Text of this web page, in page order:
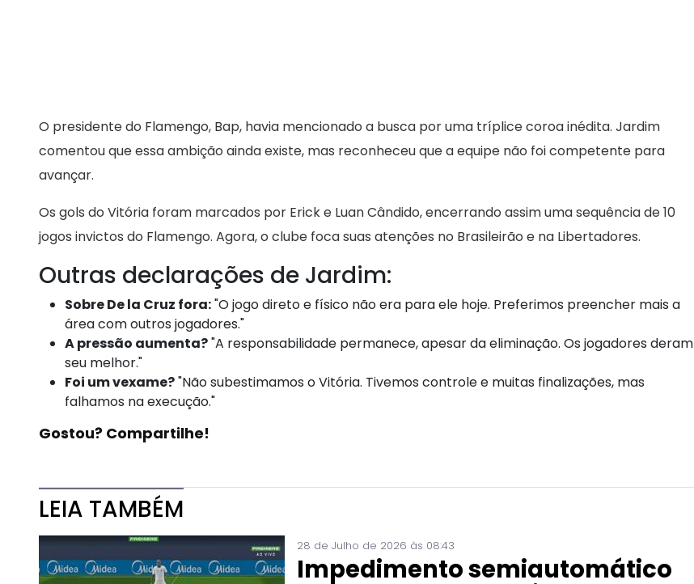
O presidente do Flamengo, Bap, havia mencionado a busca por uma tríplice coroa inédita. Jardim
comentou que essa ambição ainda existe, mas reconheceu que a equipe não foi competente para
avançar.
Os gols do Vitória foram marcados por Erick e Luan Cândido, encerrando assim uma sequência de 10
jogos invictos do Flamengo. Agora, o clube foca suas atenções no Brasileirão e na Libertadores.
Outras declarações de Jardim:
Sobre De la Cruz fora:"O jogo direto e físico não era para ele hoje. Preferimos preencher mais a
área com outros jogadores."
A pressão aumenta?"A responsabilidade permanece, apesar da eliminação. Os jogadores deram
seu melhor."
Foi um vexame?"Não subestimamos o Vitória. Tivemos controle e muitas finalizações, mas
falhamos na execução."
Gostou? Compartilhe!
LEIA TAMBÉM
28 de Julho de 2026 às 08:43
Impedimento semiautomático